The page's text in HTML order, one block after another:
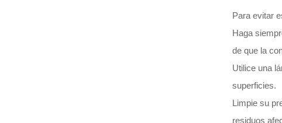
Para evitar
Haga
de que la
Utilice una
superficies.
Limpie su
residuos